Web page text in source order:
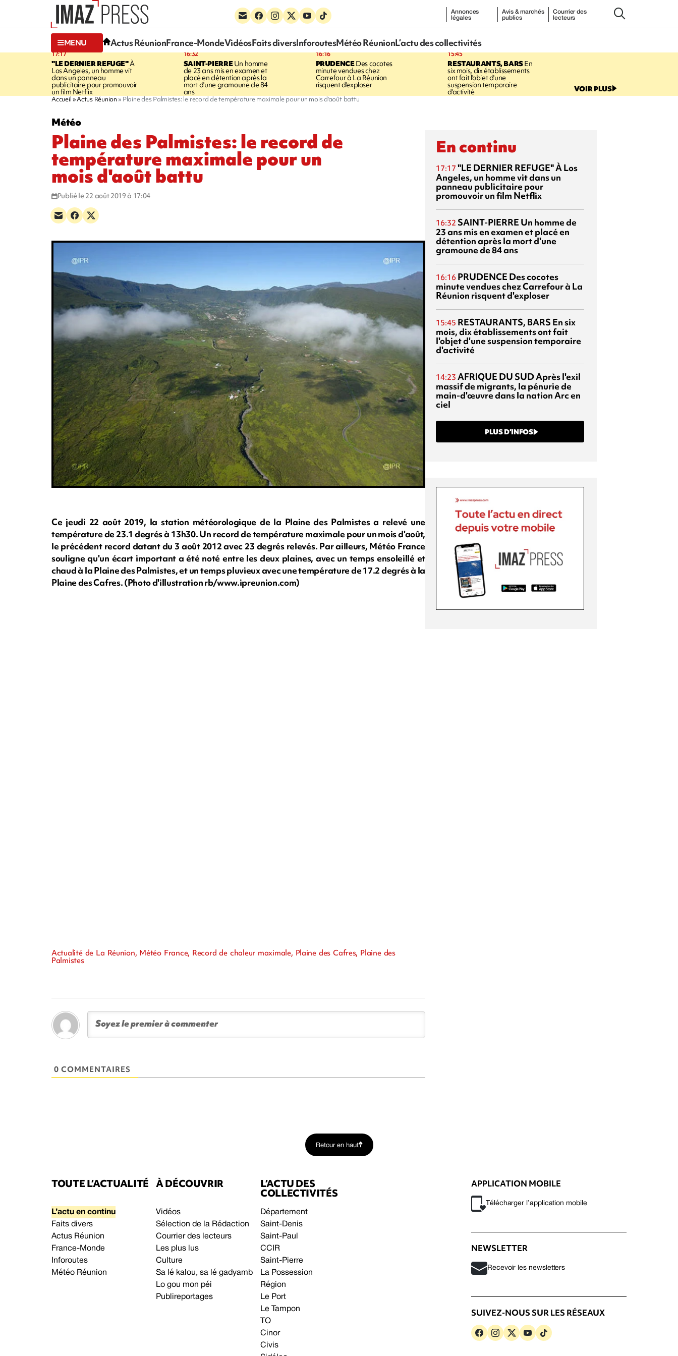
Annonces
légales
Avis & marchés
publics
Courrier des
lecteurs
MENU Actus RéunionFrance-MondeVidéosFaits diversInforoutesMétéo RéunionL’actu des collectivités
17:17
"LE DERNIER REFUGE"À
Los Angeles, un homme vit
dans un panneau
publicitaire pour promouvoir
un film Netflix
16:32
SAINT-PIERREUn homme
de 23 ans mis en examen et
placé en détention après la
mort d'une gramoune de 84
ans
16:16
PRUDENCEDes cocotes
minute vendues chez
Carrefour à La Réunion
risquent d'exploser
15:45
RESTAURANTS, BARSEn
six mois, dix établissements
ont fait l'objet d'une
suspension temporaire
d'activité VOIR PLUS
Accueil Actus Réunion Plaine des Palmistes: le record de température maximale pour un mois d'août battu
Météo
Plaine des Palmistes: le record de
température maximale pour un
mois d'août battu
Publié le 22 août 2019 à 17:04
Ce jeudi 22 août 2019, la station météorologique de la Plaine des Palmistes a relevé une
température de 23.1 degrés à 13h30. Un record de température maximale pour un mois d'août,
le précédent record datant du 3 août 2012 avec 23 degrés relevés. Par ailleurs, Météo France
souligne qu'un écart important a été noté entre les deux plaines, avec un temps ensoleillé et
chaud à la Plaine des Palmistes, et un temps pluvieux avec une température de 17.2 degrés à la
Plaine des Cafres. (Photo d'illustration rb/www.ipreunion.com)
Actualité de La Réunion, Météo France, Record de chaleur maximale, Plaine des Cafres, Plaine des
Palmistes
0 COMMENTAIRES
En continu
17:17 "LE DERNIER REFUGE"À Los
Angeles, un homme vit dans un
panneau publicitaire pour
promouvoir un film Netflix
16:32 SAINT-PIERRE Un homme de
23 ans mis en examen et placé en
détention après la mort d'une
gramoune de 84 ans
16:16 PRUDENCE Des cocotes
minute vendues chez Carrefour à La
Réunion risquent d'exploser
15:45 RESTAURANTS, BARS En six
mois, dix établissements ont fait
l'objet d'une suspension temporaire
d'activité
14:23 AFRIQUE DU SUDAprès l'exil
massif de migrants, la pénurie de
main-d'œuvre dans la nation Arc en
ciel
PLUS D’INFOS
Retour en haut
TOUTE L’ACTUALITÉ
L’actu en continu
Faits divers
Actus Réunion
France-Monde
Inforoutes
Météo Réunion
À DÉCOUVRIR
Vidéos
Sélection de la Rédaction
Courrier des lecteurs
Les plus lus
Culture
Sa lé kalou, sa lé gadyamb
Lo gou mon péi
Publireportages
L’ACTU DES
COLLECTIVITÉS
Département
Saint-Denis
Saint-Paul
CCIR
Saint-Pierre
La Possession
Région
Le Port
Le Tampon
TO
Cinor
Civis
APPLICATION MOBILE
Télécharger l’application mobile
NEWSLETTER
Recevoir les newsletters
SUIVEZ-NOUS SUR LES RÉSEAUX